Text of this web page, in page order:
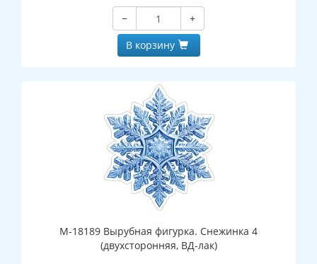
−
+
В корзину
М-18189 Вырубная фигурка. Снежинка 4
(двухсторонняя, ВД-лак)